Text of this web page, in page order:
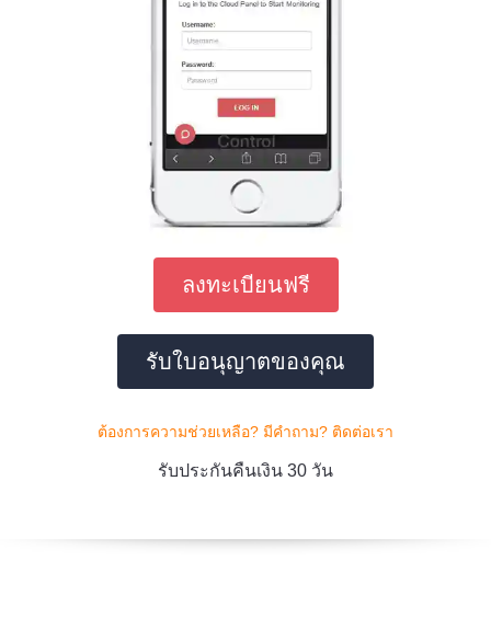
ลงทะเบียนฟรี
รับใบอนุญาตของคุณ
ต้องการความช่วยเหลือ? มีคําถาม? ติดต่อเรา
รับประกันคืนเงิน 30 วัน